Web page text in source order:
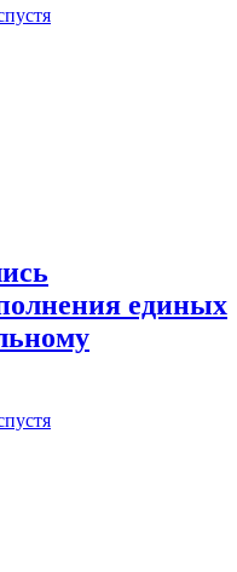
единых